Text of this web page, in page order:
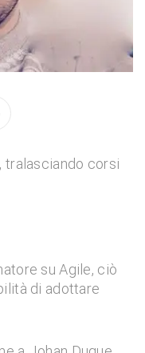
tralasciando corsi
su Agile, ciò
di adottare